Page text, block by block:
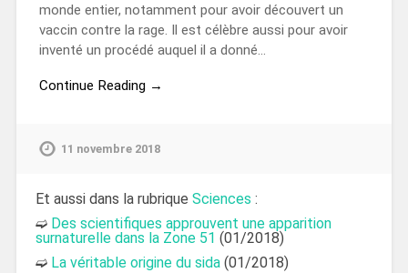
monde entier, notamment pour avoir découvert un
vaccin contre la rage. Il est célèbre aussi pour avoir
inventé un procédé auquel il a donné…
Continue Reading →
11 novembre 2018
Et aussi dans la rubrique Sciences :
➫ Des scientifiques approuvent une apparition
surnaturelle dans la Zone 51 (01/2018)
➫ La véritable origine du sida(01/2018)